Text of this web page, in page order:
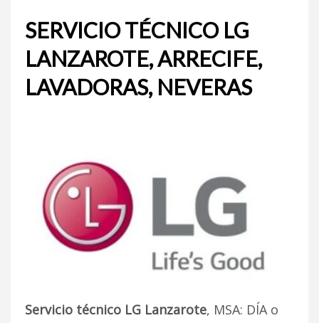
SERVICIO TÉCNICO LG
LANZAROTE, ARRECIFE,
LAVADORAS, NEVERAS
Servicio técnico LG Lanzarote, MSA: DÍA o